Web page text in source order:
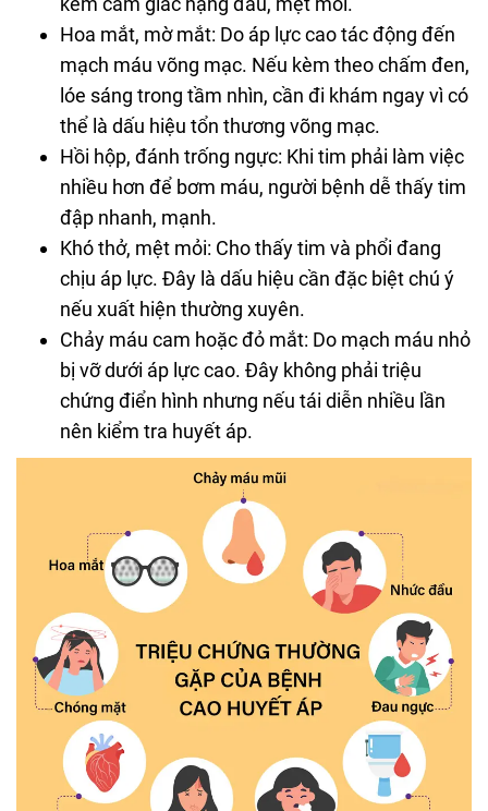
Hoa mắt, mờ mắt: Do áp lực cao tác động đến
mạch máu võng mạc. Nếu kèm theo chấm đen,
lóe sáng trong tầm nhìn, cần đi khám ngay vì có
thể là dấu hiệu tổn thương võng mạc.
Hồi hộp, đánh trống ngực: Khi tim phải làm việc
nhiều hơn để bơm máu, người bệnh dễ thấy tim
đập nhanh, mạnh.
Khó thở, mệt mỏi: Cho thấy tim và phổi đang
chịu áp lực. Đây là dấu hiệu cần đặc biệt chú ý
nếu xuất hiện thường xuyên.
Chảy máu cam hoặc đỏ mắt: Do mạch máu nhỏ
bị vỡ dưới áp lực cao. Đây không phải triệu
chứng điển hình nhưng nếu tái diễn nhiều lần
nên kiểm tra huyết áp.